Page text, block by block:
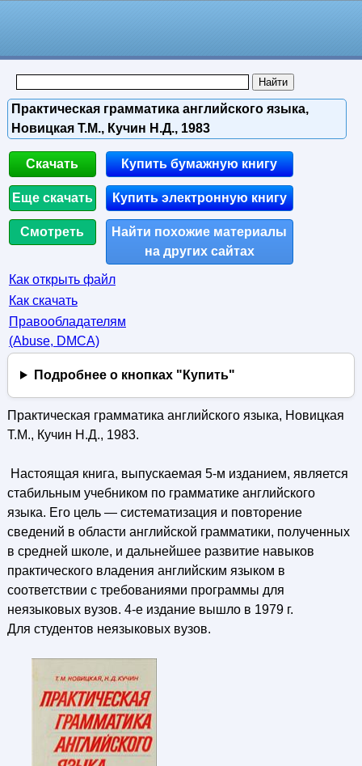
Практическая грамматика английского языка,
Новицкая Т.М., Кучин Н.Д., 1983
Скачать
Еще скачать
Смотреть
Купить бумажную книгу
Купить электронную книгу
Найти похожие материалы
на других сайтах
Как открыть файл
Как скачать
Правообладателям
(Abuse, DMСA)
Подробнее о кнопках "Купить"
Практическая грамматика английского языка, Новицкая
Т.М., Кучин Н.Д., 1983.
Настоящая книга, выпускаемая 5-м изданием, является
стабильным учебником по грамматике английского
языка. Его цель — систематизация и повторение
сведений в области английской грамматики, полученных
в средней школе, и дальнейшее развитие навыков
практического владения английским языком в
соответствии с требованиями программы для
неязыковых вузов. 4-е издание вышло в 1979 г.
Для студентов неязыковых вузов.